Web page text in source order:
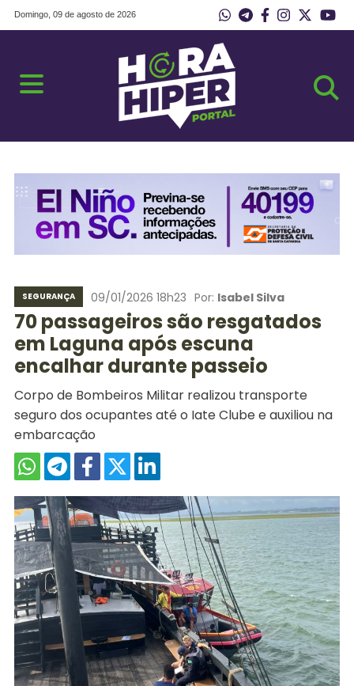
Domingo, 09 de agosto de 2026
SEGURANÇA 09/01/2026 18h23 Por: Isabel Silva
70 passageiros são resgatados
em Laguna após escuna
encalhar durante passeio
Corpo de Bombeiros Militar realizou transporte
seguro dos ocupantes até o Iate Clube e auxiliou na
embarcação